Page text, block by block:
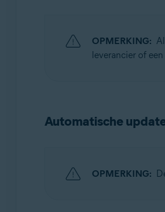
OPMERKING:
leverancier of
Automatische
OPMERKING: